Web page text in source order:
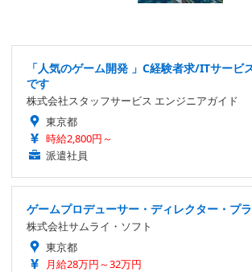
「人気のゲーム開発 」C経験者求/ITサービ
です
株式会社スタッフサービス エンジニアガイド
東京都
時給2,800円～
派遣社員
ゲームプロデューサー・ディレクター・プ
株式会社サムライ・ソフト
東京都
月給28万円～32万円